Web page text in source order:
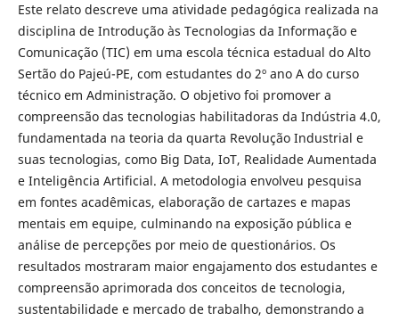
Este relato descreve uma atividade pedagógica realizada na
disciplina de Introdução às Tecnologias da Informação e
Comunicação (TIC) em uma escola técnica estadual do Alto
Sertão do Pajeú-PE, com estudantes do 2º ano A do curso
técnico em Administração. O objetivo foi promover a
compreensão das tecnologias habilitadoras da Indústria 4.0,
fundamentada na teoria da quarta Revolução Industrial e
suas tecnologias, como Big Data, IoT, Realidade Aumentada
e Inteligência Artificial. A metodologia envolveu pesquisa
em fontes acadêmicas, elaboração de cartazes e mapas
mentais em equipe, culminando na exposição pública e
análise de percepções por meio de questionários. Os
resultados mostraram maior engajamento dos estudantes e
compreensão aprimorada dos conceitos de tecnologia,
sustentabilidade e mercado de trabalho, demonstrando a